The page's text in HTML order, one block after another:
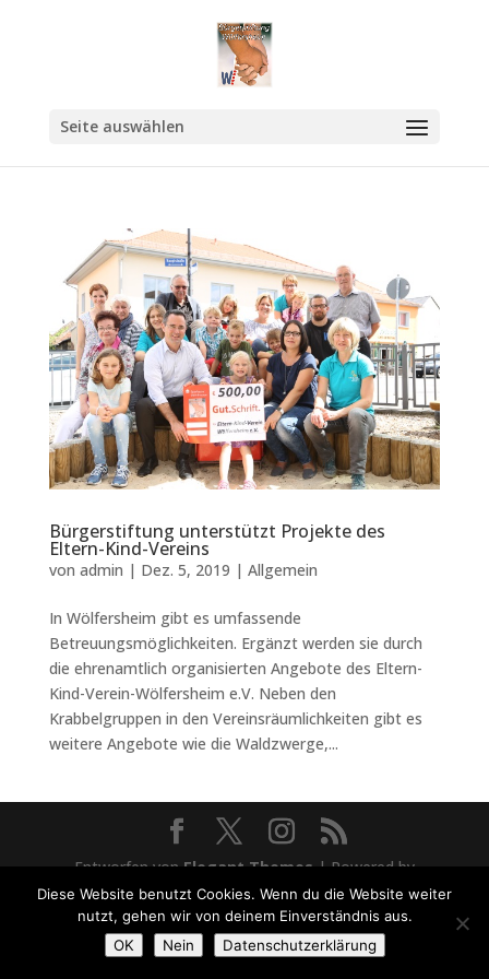
Seite auswählen
Bürgerstiftung unterstützt Projekte des
Eltern-Kind-Vereins
von admin | Dez. 5, 2019 | Allgemein
In Wölfersheim gibt es umfassende
Betreuungsmöglichkeiten. Ergänzt werden sie durch
die ehrenamtlich organisierten Angebote des Eltern-
Kind-Verein-Wölfersheim e.V. Neben den
Krabbelgruppen in den Vereinsräumlichkeiten gibt es
weitere Angebote wie die Waldzwerge,...
Entworfen von Elegant Themes | Powered by
WordPress
Diese Website benutzt Cookies. Wenn du die Website weiter
nutzt, gehen wir von deinem Einverständnis aus.
OK
Nein Datenschutzerklärung